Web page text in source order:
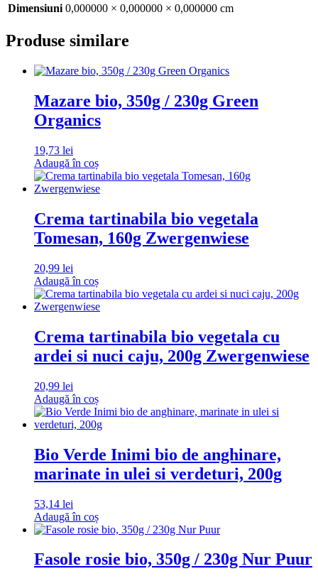
Dimensiuni 0,000000 × 0,000000 × 0,000000 cm
Produse similare
Mazare bio, 350g / 230g Green
Organics
19,73 lei
Adaugă în coș
Crema tartinabila bio vegetala
Tomesan, 160g Zwergenwiese
20,99 lei
Adaugă în coș
Crema tartinabila bio vegetala cu
ardei si nuci caju, 200g Zwergenwiese
20,99 lei
Adaugă în coș
Bio Verde Inimi bio de anghinare,
marinate in ulei si verdeturi, 200g
53,14 lei
Adaugă în coș
Fasole rosie bio, 350g / 230g Nur Puur